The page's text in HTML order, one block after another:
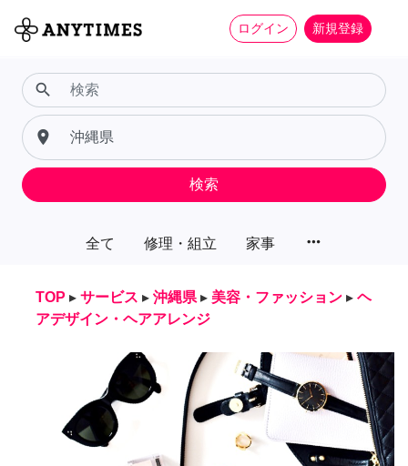
ログイン 新規登録
全て 修理・組立 家事 more_horiz
search
place
検索
TOP ▸ サービス ▸ 沖縄県 ▸ 美容・ファッション ▸ ヘ
アデザイン・ヘアアレンジ